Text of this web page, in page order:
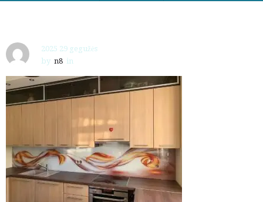
10018
2025 29 gegužės
by n8 in